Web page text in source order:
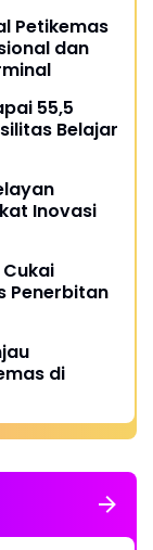
Petikemas
dan
55,5
Belajar
Inovasi
Cukai
Penerbitan
di